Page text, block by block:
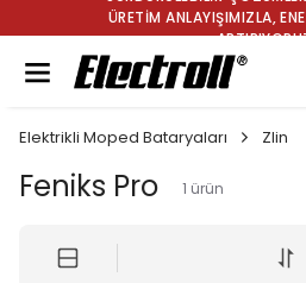
ÜRETİM ANLAYIŞIMIZLA,
Elektrikli Moped Bataryaları Zlin
Feniks Pro 1 ürün